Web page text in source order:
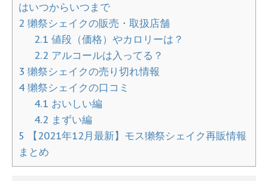
はいつからいつまで
2 獺祭シェイクの販売・取扱店舗
2.1 値段（価格）やカロリーは？
2.2 アルコールは入ってる？
3 獺祭シェイクの売り切れ情報
4 獺祭シェイクの口コミ
4.1 おいしい編
4.2 まずい編
5 【2021年12月最新】モス獺祭シェイク再販情報
まとめ